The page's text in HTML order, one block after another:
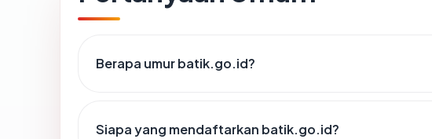
Berapa umur batik.go.id?
Siapa yang mendaftarkan batik.go.id?